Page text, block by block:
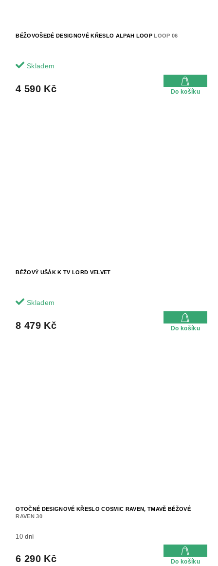
BÉŽOVOŠEDÉ DESIGNOVÉ KŘESLO ALPAH LOOPLOOP 06
Skladem
4 590 Kč Do košíku
BÉŽOVÝ UŠÁK K TV LORD VELVET
Skladem
8 479 Kč Do košíku
OTOČNÉ DESIGNOVÉ KŘESLO COSMIC RAVEN, TMAVĚ BÉŽOVÉ
RAVEN 30
10 dní
6 290 Kč Do košíku